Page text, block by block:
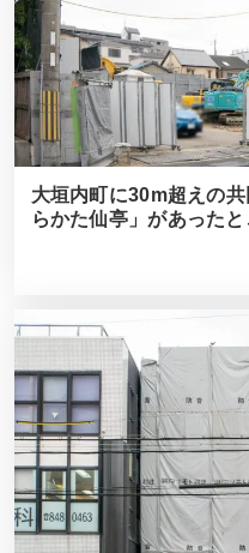
大垣内町に30m超えの
らかた仙亭」があったと